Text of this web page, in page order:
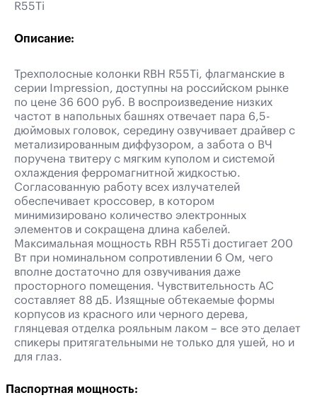
R55Ti
Описание:
Трехполосные колонки RBH R55Ti, флагманские в
серии Impression, доступны на российском рынке
по цене 36 600 руб. В воспроизведение низких
частот в напольных башнях отвечает пара 6,5-
дюймовых головок, середину озвучивает драйвер с
метализированным диффузором, а забота о ВЧ
поручена твитеру с мягким куполом и системой
охлаждения ферромагнитной жидкостью.
Согласованную работу всех излучателей
обеспечивает кроссовер, в котором
минимизировано количество электронных
элементов и сокращена длина кабелей.
Максимальная мощность RBH R55Ti достигает 200
Вт при номинальном сопротивлении 6 Oм, чего
вполне достаточно для озвучивания даже
просторного помещения. Чувствительность АС
составляет 88 дБ. Изящные обтекаемые формы
корпусов из красного или черного дерева,
глянцевая отделка рояльным лаком – все это делает
спикеры притягательными не только для ушей, но и
для глаз.
Паспортная мощность: